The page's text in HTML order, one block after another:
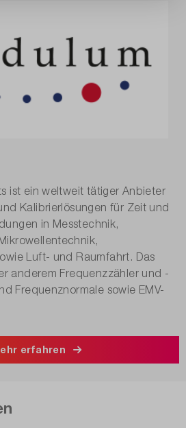
ist ein weltweit tätiger Anbieter
Kalibrierlösungen für Zeit und
in Messtechnik,
Luft- und Raumfahrt. Das
anderem Frequenzzähler und -
Frequenznormale sowie EMV-
erfahren